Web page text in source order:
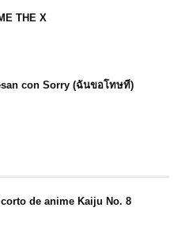
THE X
con Sorry (ฉันขอโทษที)
de anime Kaiju No. 8